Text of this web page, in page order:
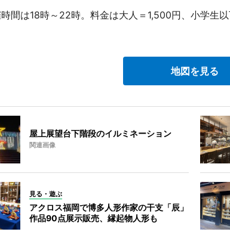
間は18時～22時。料金は大人＝1,500円、小学生
地図を見る
屋上展望台下階段のイルミネーション
関連画像
見る・遊ぶ
アクロス福岡で博多人形作家の干支「辰」
作品90点展示販売、縁起物人形も